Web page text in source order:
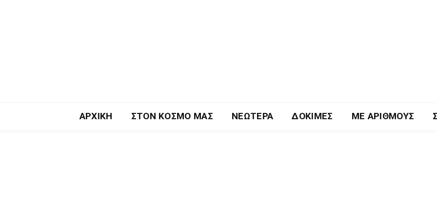
ΑΡΧΙΚΉ ΣΤΟΝ ΚΌΣΜΟ ΜΑΣ ΝΕΏΤΕΡΑ ΔΟΚΙΜΈΣ ΜΕ ΑΡΙΘΜΟΎΣ